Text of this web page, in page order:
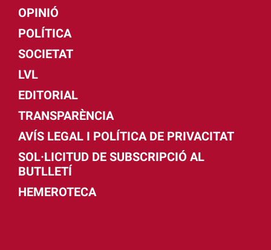
OPINIÓ
POLÍTICA
SOCIETAT
LVL
EDITORIAL
TRANSPARÈNCIA
AVÍS LEGAL I POLÍTICA DE PRIVACITAT
SOL·LICITUD DE SUBSCRIPCIÓ AL
BUTLLETÍ
HEMEROTECA